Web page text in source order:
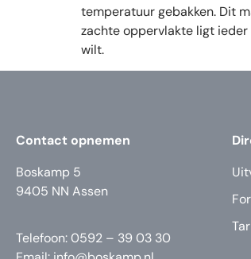
temperatuur gebakken. Dit
zachte oppervlakte ligt ieder
wilt.
Contact opnemen
Boskamp 5
9405 NN Assen
Telefoon: 0592 – 39 03 30